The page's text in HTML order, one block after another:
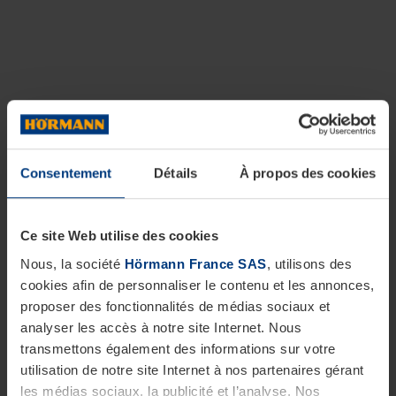
Consentement Détails À propos des cookies
Ce site Web utilise des cookies
Nous, la société Hörmann France SAS, utilisons des
cookies afin de personnaliser le contenu et les annonces,
proposer des fonctionnalités de médias sociaux et
analyser les accès à notre site Internet. Nous
transmettons également des informations sur votre
utilisation de notre site Internet à nos partenaires gérant
les médias sociaux, la publicité et l’analyse. Nos